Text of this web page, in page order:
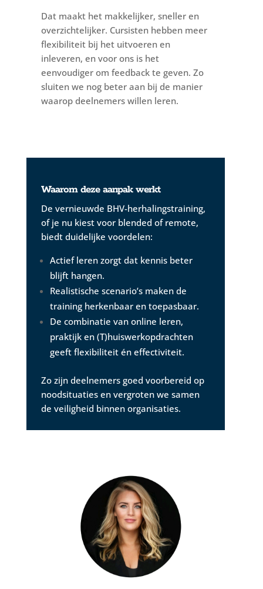
Dat maakt het makkelijker, sneller en
overzichtelijker. Cursisten hebben meer
flexibiliteit bij het uitvoeren en
inleveren, en voor ons is het
eenvoudiger om feedback te geven. Zo
sluiten we nog beter aan bij de manier
waarop deelnemers willen leren.
Waarom deze aanpak werkt
De vernieuwde BHV-herhalingstraining,
of je nu kiest voor blended of remote,
biedt duidelijke voordelen:
Actief leren zorgt dat kennis beter
blijft hangen.
Realistische scenario’s maken de
training herkenbaar en toepasbaar.
De combinatie van online leren,
praktijk en (T)huiswerkopdrachten
geeft flexibiliteit én effectiviteit.
Zo zijn deelnemers goed voorbereid op
noodsituaties en vergroten we samen
de veiligheid binnen organisaties.